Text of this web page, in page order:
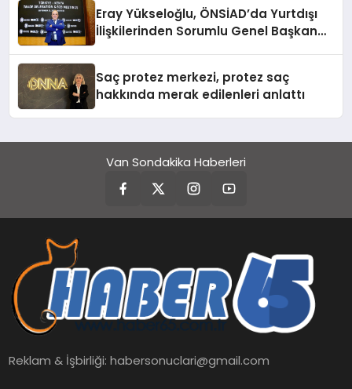
Eray Yükseloğlu, ÖNSİAD’da Yurtdışı
İlişkilerinden Sorumlu Genel Başkan
Saç protez merkezi, protez saç
hakkında merak edilenleri anlattı
Van Sondakika Haberleri
Reklam & İşbirliği:habersonuclari@gmail.com